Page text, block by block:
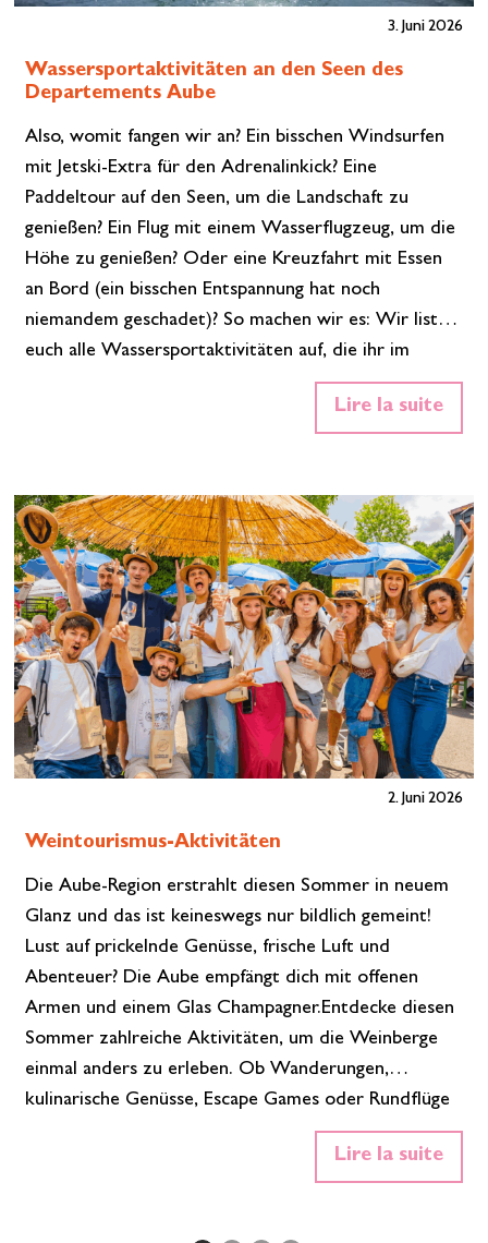
3. Juni 2026
Wassersportaktivitäten an den Seen des
Departements Aube
Also, womit fangen wir an? Ein bisschen Windsurfen
mit Jetski-Extra für den Adrenalinkick? Eine
Paddeltour auf den Seen, um die Landschaft zu
genießen? Ein Flug mit einem Wasserflugzeug, um die
Höhe zu genießen? Oder eine Kreuzfahrt mit Essen
an Bord (ein bisschen Entspannung hat noch
niemandem geschadet)? So machen wir es: Wir listen
euch alle Wassersportaktivitäten auf, die ihr im
Departement Aube an den Seen des Forêt d’Orient
ausüben könnt, und ihr sucht euch etwas aus.Wir
Bootsführerschein machen zu müssen?Chez Batel
Plaisance, c'est possible…Mehr lesen»
Lire la suite
2. Juni 2026
Weintourismus-Aktivitäten
Die Aube-Region erstrahlt diesen Sommer in neuem
Glanz und das ist keineswegs nur bildlich gemeint!
Lust auf prickelnde Genüsse, frische Luft und
Abenteuer? Die Aube empfängt dich mit offenen
Armen und einem Glas Champagner.Entdecke diesen
Sommer zahlreiche Aktivitäten, um die Weinberge
einmal anders zu erleben. Ob Wanderungen,
kulinarische Genüsse, Escape Games oder Rundflüge
über die Landschaft – hier ist für jeden Geschmack,
jeden Stil und jedes Durstniveau etwas dabei. Die
Lire la suite